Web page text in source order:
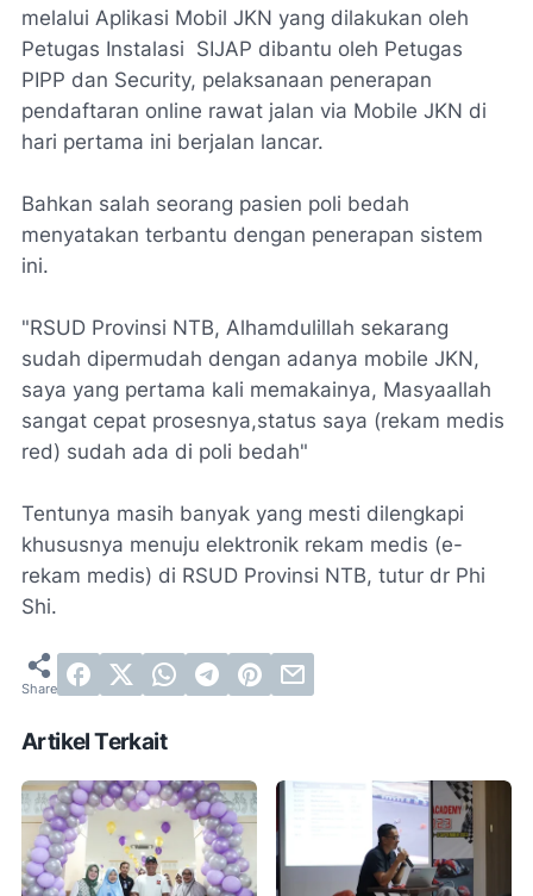
melalui Aplikasi Mobil JKN yang dilakukan oleh
Petugas Instalasi SIJAP dibantu oleh Petugas
PIPP dan Security, pelaksanaan penerapan
pendaftaran online rawat jalan via Mobile JKN di
hari pertama ini berjalan lancar.
Bahkan salah seorang pasien poli bedah
menyatakan terbantu dengan penerapan sistem
ini.
"RSUD Provinsi NTB, Alhamdulillah sekarang
sudah dipermudah dengan adanya mobile JKN,
saya yang pertama kali memakainya, Masyaallah
sangat cepat prosesnya,status saya (rekam medis
red) sudah ada di poli bedah"
Tentunya masih banyak yang mesti dilengkapi
khususnya menuju elektronik rekam medis (e-
rekam medis) di RSUD Provinsi NTB, tutur dr Phi
Shi.
Artikel Terkait